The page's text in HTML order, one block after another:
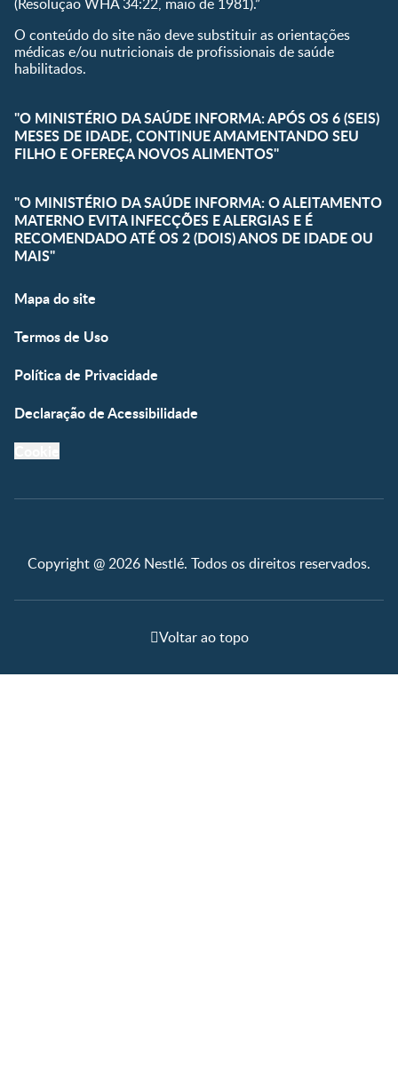
(Resolução WHA 34:22, maio de 1981).”
O conteúdo do site não deve substituir as orientações
médicas e/ou nutricionais de profissionais de saúde
habilitados.
"O MINISTÉRIO DA SAÚDE INFORMA: APÓS OS 6 (SEIS)
MESES DE IDADE, CONTINUE AMAMENTANDO SEU
FILHO E OFEREÇA NOVOS ALIMENTOS"
"O MINISTÉRIO DA SAÚDE INFORMA: O ALEITAMENTO
MATERNO EVITA INFECÇÕES E ALERGIAS E É
RECOMENDADO ATÉ OS 2 (DOIS) ANOS DE IDADE OU
MAIS"
Mapa do site
Termos de Uso
Política de Privacidade
Declaração de Acessibilidade
Copyright @ 2026 Nestlé. Todos os direitos reservados.
Voltar ao topo